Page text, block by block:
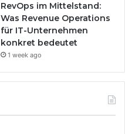
RevOps im Mittelstand:
Was Revenue Operations
für IT-Unternehmen
konkret bedeutet
1 week ago